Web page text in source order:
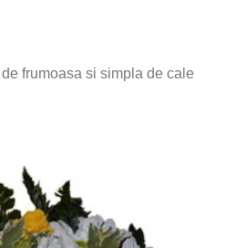
frumoasa si simpla de cale